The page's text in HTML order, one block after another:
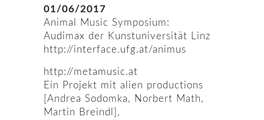
01/06/2017
Animal Music Symposium:
Audimax der Kunstuniversität Linz
http://interface.ufg.at/animus
http://metamusic.at
Ein Projekt mit alien productions
[Andrea Sodomka, Norbert Math,
Martin Breindl],